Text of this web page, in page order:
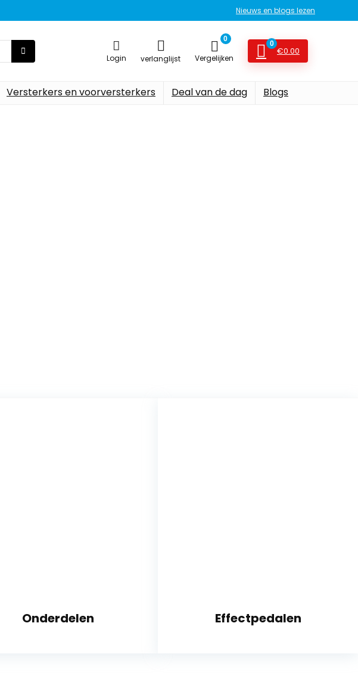
Nieuws en blogs lezen
Login verlanglijst
0
Vergelijken
0
€0.00
Versterkers en voorversterkers Deal van de dag Blogs
Onderdelen Effectpedalen